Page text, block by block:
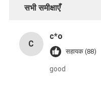
सभी समीक्षाएँ
C
c*o
सहायक (88)
good